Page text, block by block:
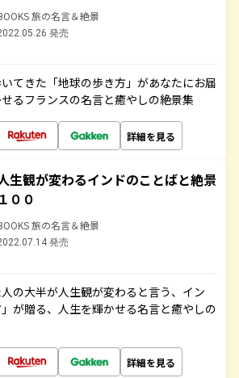
旅の名言＆絶景
発売
てきた「地球の歩き方」があなたにお届
るフランスの名言と癒やしの絶景集
詳細を見る
生観が変わるインドのことばと絶景
１００
旅の名言＆絶景
発売
の大半が人生観が変わると言う、イン
が贈る、人生を輝かせる名言と癒やしの
詳細を見る